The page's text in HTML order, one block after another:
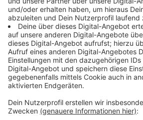
angemessen bewältigen zu können.
es voll und Wartezeiten seien beim
der Sicherheitskontrolle nicht
Von der Gewerkschaft Verdi
Aus ihrer Sicht ist das Problem
und die Personalsituation noch
angespannt.